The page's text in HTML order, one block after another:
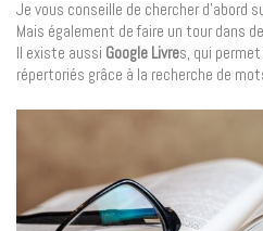
Je vous conseille de chercher d’abord
Mais également de faire un tour dans
Il existe aussi Google Livres, qui
répertoriés grâce à la recherche de